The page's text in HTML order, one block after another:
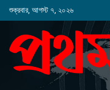
Skip
to
শুক্রবার, আগস্ট ৭, ২০২৬